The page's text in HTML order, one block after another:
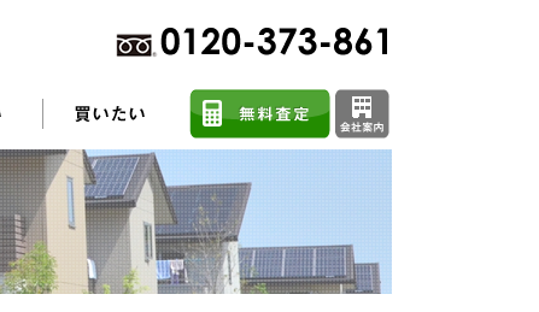
不動産売却に関するよくある質問